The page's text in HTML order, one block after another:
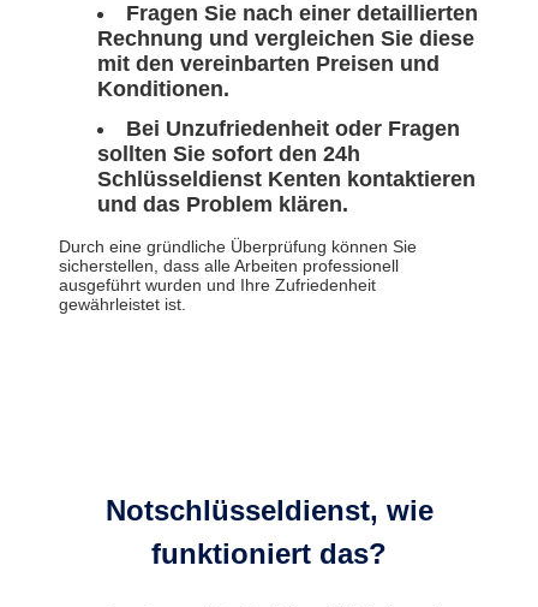
Fragen Sie nach einer detaillierten
Rechnung und vergleichen Sie diese
mit den vereinbarten Preisen und
Konditionen.
Bei Unzufriedenheit oder Fragen
sollten Sie sofort den 24h
Schlüsseldienst Kenten kontaktieren
und das Problem klären.
Durch eine gründliche Überprüfung können Sie
sicherstellen, dass alle Arbeiten professionell
ausgeführt wurden und Ihre Zufriedenheit
gewährleistet ist.
Notschlüsseldienst, wie
funktioniert das?